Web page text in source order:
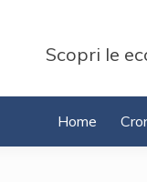
Scopri le
Home